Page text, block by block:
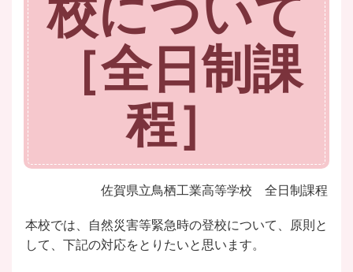
校について
［全日制課
程］
佐賀県立鳥栖工業高等学校 全日制課程
本校では、自然災害等緊急時の登校について、原則と
して、下記の対応をとりたいと思います。